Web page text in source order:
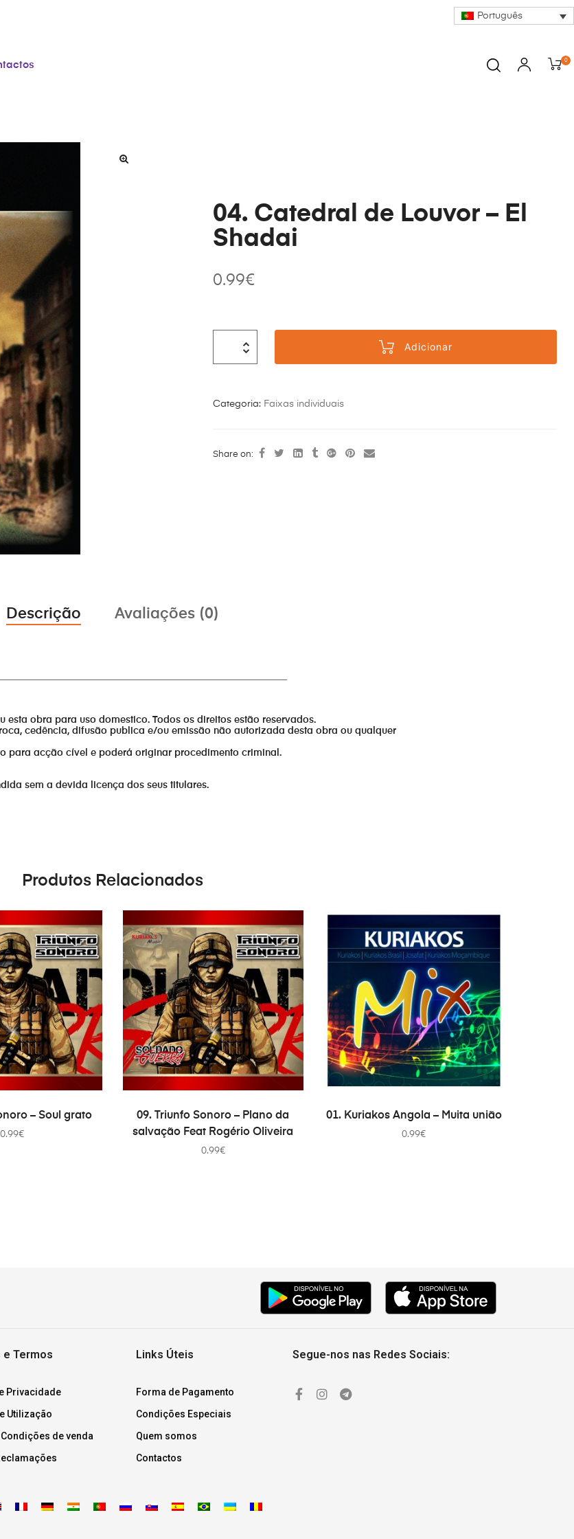
Português
0
04. Catedral de Louvor – El
Shadai
0.99€
Adicionar
Categoria: Faixas individuais
Share on:
Descrição Avaliações (0)
obra para uso domestico. Todos os direitos estão reservados.
cedência, difusão publica e/ou emissão não autorizada desta obra ou qualquer
para acção cível e poderá originar procedimento criminal.
sem a devida licença dos seus titulares.
Produtos Relacionados
– Soul grato
0.99€
ADICIONAR
09. Triunfo Sonoro – Plano da
salvação Feat Rogério Oliveira
0.99€
ADICIONAR
01. Kuriakos Angola – Muita união
0.99€
e Termos
Privacidade
Utilização
de venda
Links Úteis
Forma de Pagamento
Condições Especiais
Quem somos
Contactos
Segue-nos nas Redes Sociais: